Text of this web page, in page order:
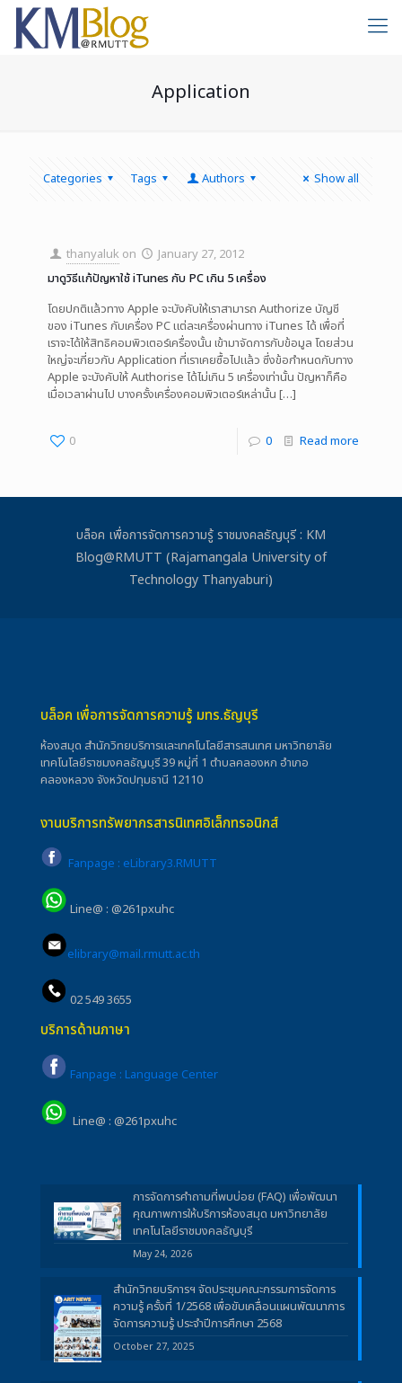
Application
Categories Tags Authors Show all
thanyaluk on
January 27, 2012
มาดูวิธีแก้ปัญหาใช้ iTunes กับ PC เกิน 5 เครื่อง
โดยปกติแล้วทาง Apple จะบังคับให้เราสามารถ Authorize บัญชี
ของ iTunes กับเครื่อง PC แต่ละเครื่องผ่านทาง iTunes ได้ เพื่อที่
เราจะได้ให้สิทธิคอมพิวเตอร์เครื่องนั้น เข้ามาจัดการกับข้อมูล โดยส่วน
ใหญ่จะเกี่ยวกับ Application ที่เราเคยซื้อไปแล้ว ซึ่งข้อกำหนดกับทาง
Apple จะบังคับให้ Authorise ได้ไม่เกิน 5 เครื่องเท่านั้น ปัญหาก็คือ
เมื่อเวลาผ่านไป บางครั้งเครื่องคอมพิวเตอร์เหล่านั้น […]
0 0 Read more
บล็อค เพื่อการจัดการความรู้ ราชมงคลธัญบุรี : KM
Blog@RMUTT (Rajamangala University of
Technology Thanyaburi)
บล็อค เพื่อการจัดการความรู้ มทร.ธัญบุรี
ห้องสมุด สำนักวิทยบริการและเทคโนโลยีสารสนเทศ มหาวิทยาลัย
เทคโนโลยีราชมงคลธัญบุรี 39 หมู่ที่ 1 ตำบลคลองหก อำเภอ
คลองหลวง จังหวัดปทุมธานี 12110
งานบริการทรัพยากรสารนิเทศอิเล็กทรอนิกส์
Fanpage : eLibrary3.RMUTT
Line@ : @261pxuhc
elibrary@mail.rmutt.ac.th
02 549 3655
บริการด้านภาษา
Fanpage : Language Center
Line@ : @261pxuhc
การจัดการคำถามที่พบบ่อย (FAQ) เพื่อพัฒนา
คุณภาพการให้บริการห้องสมุด มหาวิทยาลัย
เทคโนโลยีราชมงคลธัญบุรี
May 24, 2026
สำนักวิทยบริการฯ จัดประชุมคณะกรรมการจัดการ
ความรู้ ครั้งที่ 1/2568 เพื่อขับเคลื่อนแผนพัฒนาการ
จัดการความรู้ ประจำปีการศึกษา 2568
October 27, 2025